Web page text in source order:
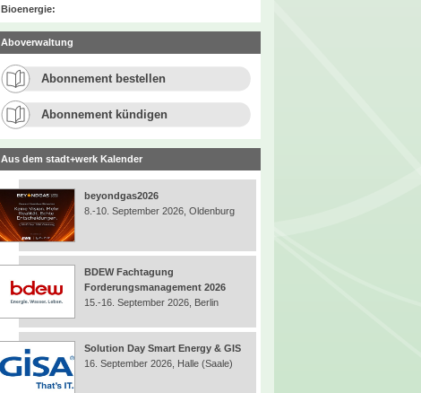
Bioenergie:
Aboverwaltung
Abonnement bestellen
Abonnement kündigen
Aus dem stadt+werk Kalender
beyondgas2026
8.-10. September 2026, Oldenburg
BDEW Fachtagung
Forderungsmanagement 2026
15.-16. September 2026, Berlin
Solution Day Smart Energy & GIS
16. September 2026, Halle (Saale)